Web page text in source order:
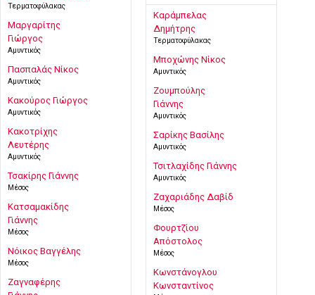
Τερματοφύλακας
Μαργαρίτης
Γιώργος
Αμυντικός
Πασπαλάς Νίκος
Αμυντικός
Κακούρος Γιώργος
Αμυντικός
Κακοτρίχης
Λευτέρης
Αμυντικός
Τσακίρης Γιάννης
Μέσος
Κατσαμακίδης
Γιάννης
Μέσος
Νόικος Βαγγέλης
Μέσος
Ζαγναφέρης
Καράμπελας
Δημήτρης
Τερματοφύλακας
Μποχώνης Νίκος
Αμυντικός
Ζουμπούλης
Γιάννης
Αμυντικός
Σαρίκης Βασίλης
Αμυντικός
Τσιτλαχίδης Γιάννης
Αμυντικός
Ζαχαριάδης Δαβίδ
Μέσος
Φουρτζίου
Απόστολος
Μέσος
Κωνστάνογλου
Κωνσταντίνος